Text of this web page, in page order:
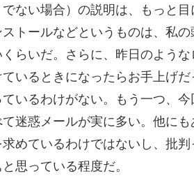
ない場合）の説明は、もっと目
トールなどというものは、私の
らいだ。さらに、昨日のような
いるときになったらお手上げ
いるわけがない。もう一つ、
迷惑メールが実に多い。他に
めているわけではないし、批判
思っている程度だ。